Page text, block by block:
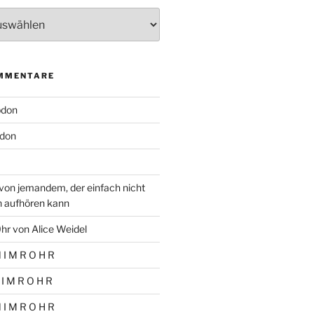
jemandem, der einfach nicht
aufhören kann
von Alice Weidel
I M R O H R
M R O H R
I M R O H R